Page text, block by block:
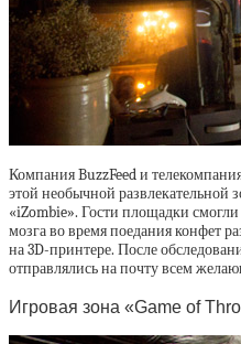
Компания BuzzFeed и
этой необычной развлекательной
«iZombie». Гости площадки
мозга во время поедания конфет
на 3D-принтере. После
отправлялись на почту всем
Игровая зона «Game of